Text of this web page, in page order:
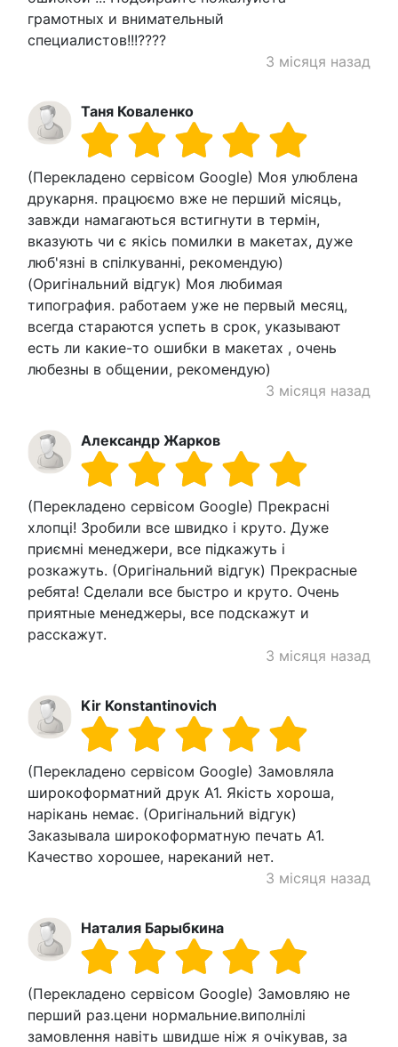
грамотных и внимательный
специалистов!!!????
3 місяця назад
Таня Коваленко
(Перекладено сервісом Google) Моя улюблена
друкарня. працюємо вже не перший місяць,
завжди намагаються встигнути в термін,
вказують чи є якісь помилки в макетах, дуже
люб'язні в спілкуванні, рекомендую)
(Оригінальний відгук) Моя любимая
типография. работаем уже не первый месяц,
всегда стараются успеть в срок, указывают
есть ли какие-то ошибки в макетах , очень
любезны в общении, рекомендую)
3 місяця назад
Александр Жарков
(Перекладено сервісом Google) Прекрасні
хлопці! Зробили все швидко і круто. Дуже
приємні менеджери, все підкажуть і
розкажуть. (Оригінальний відгук) Прекрасные
ребята! Сделали все быстро и круто. Очень
приятные менеджеры, все подскажут и
расскажут.
3 місяця назад
Kir Konstantinovich
(Перекладено сервісом Google) Замовляла
широкоформатний друк А1. Якість хороша,
нарікань немає. (Оригінальний відгук)
Заказывала широкоформатную печать А1.
Качество хорошее, нареканий нет.
3 місяця назад
Наталия Барыбкина
(Перекладено сервісом Google) Замовляю не
перший раз.цени нормальние.виполнілі
замовлення навіть швидше ніж я очікував, за